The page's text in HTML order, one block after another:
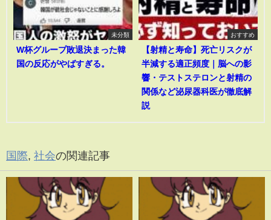
未分類
W杯グループ敗退決まった韓
国の反応がやばすぎる。
おすすめ
【射精と寿命】死亡リスクが
半減する適正頻度｜脳への影
響・テストステロンと射精の
関係など泌尿器科医が徹底解
説
国際, 社会の関連記事